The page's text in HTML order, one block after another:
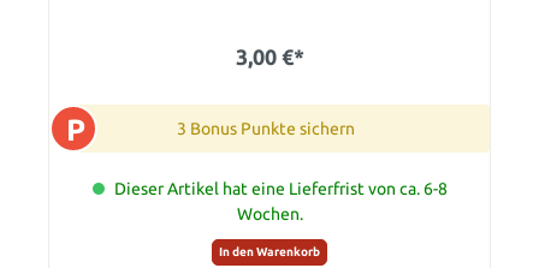
3,00 €*
P 3 Bonus Punkte sichern
Dieser Artikel hat eine Lieferfrist von ca. 6-8
Wochen.
In den Warenkorb